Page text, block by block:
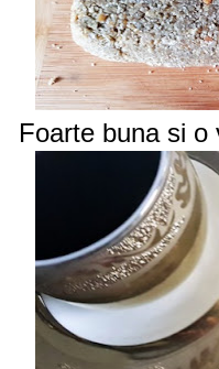
Foarte buna si